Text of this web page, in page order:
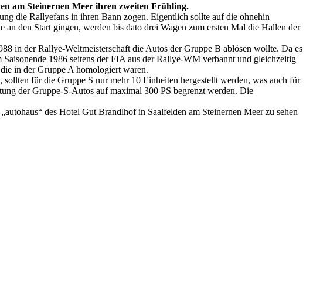
am Steinernen Meer ihren zweiten Frühling.
die Rallyefans in ihren Bann zogen. Eigentlich sollte auf die ohnehin
den Start gingen, werden bis dato drei Wagen zum ersten Mal die Hallen der
in der Rallye-Weltmeisterschaft die Autos der Gruppe B ablösen wollte. Da es
1986 seitens der FIA aus der Rallye-WM verbannt und gleichzeitig
in der Gruppe A homologiert waren.
für die Gruppe S nur mehr 10 Einheiten hergestellt werden, was auch für
der Gruppe-S-Autos auf maximal 300 PS begrenzt werden. Die
des Hotel Gut Brandlhof in Saalfelden am Steinernen Meer zu sehen